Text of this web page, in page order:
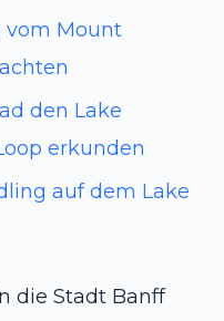
vom Mount
den Lake
erkunden
auf dem Lake
die Stadt Banff